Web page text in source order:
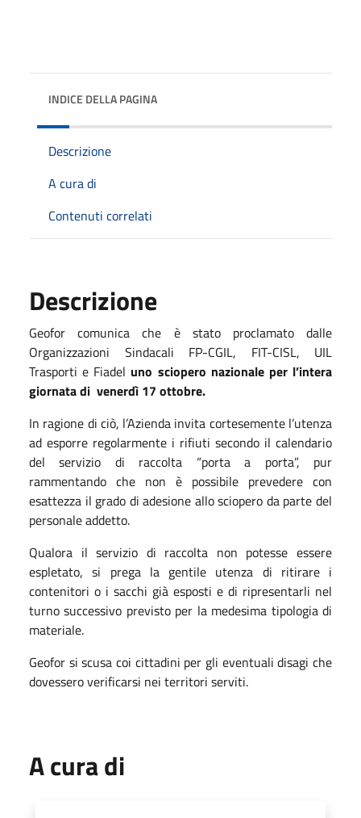
INDICE DELLA PAGINA
Descrizione
A cura di
Contenuti correlati
Descrizione
Geofor comunica che è stato proclamato dalle
Organizzazioni Sindacali FP-CGIL, FIT-CISL, UIL
Trasporti e Fiadel uno sciopero nazionale per l’intera
giornata di venerdì 17 ottobre.
In ragione di ciò, l’Azienda invita cortesemente l’utenza
ad esporre regolarmente i rifiuti secondo il calendario
del servizio di raccolta “porta a porta”, pur
rammentando che non è possibile prevedere con
esattezza il grado di adesione allo sciopero da parte del
personale addetto.
Qualora il servizio di raccolta non potesse essere
espletato, si prega la gentile utenza di ritirare i
contenitori o i sacchi già esposti e di ripresentarli nel
turno successivo previsto per la medesima tipologia di
materiale.
Geofor si scusa coi cittadini per gli eventuali disagi che
dovessero verificarsi nei territori serviti.
A cura di